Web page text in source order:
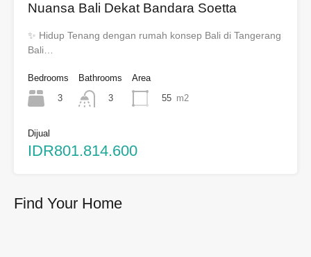
Nuansa Bali Dekat Bandara Soetta
✨ Hidup Tenang dengan rumah konsep Bali di Tangerang
Bali…
Bedrooms
3
Bathrooms
3
Area
55 m2
Dijual
IDR801.814.600
Find Your Home